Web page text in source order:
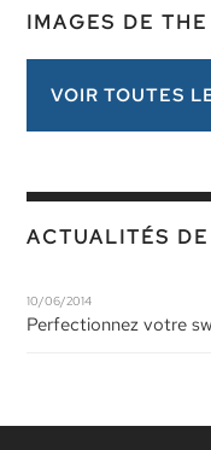
IMAGES DE
VOIR TOUTES
ACTUALITÉS
10/06/2014
Perfectionnez votre